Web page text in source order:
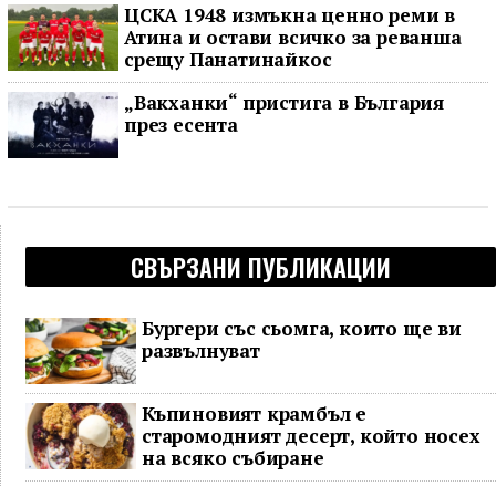
ЦСКА 1948 измъкна ценно реми в
Атина и остави всичко за реванша
срещу Панатинайкос
„Вакханки“ пристига в България
през есента
СВЪРЗАНИ ПУБЛИКАЦИИ
Бургери със сьомга, които ще ви
развълнуват
Къпиновият крамбъл е
старомодният десерт, който носех
на всяко събиране